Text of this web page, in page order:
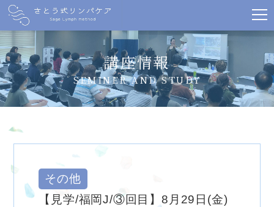
講座情報
SEMINER AND STUDY
その他
【見学/福岡J/③回目】8月29日(金)